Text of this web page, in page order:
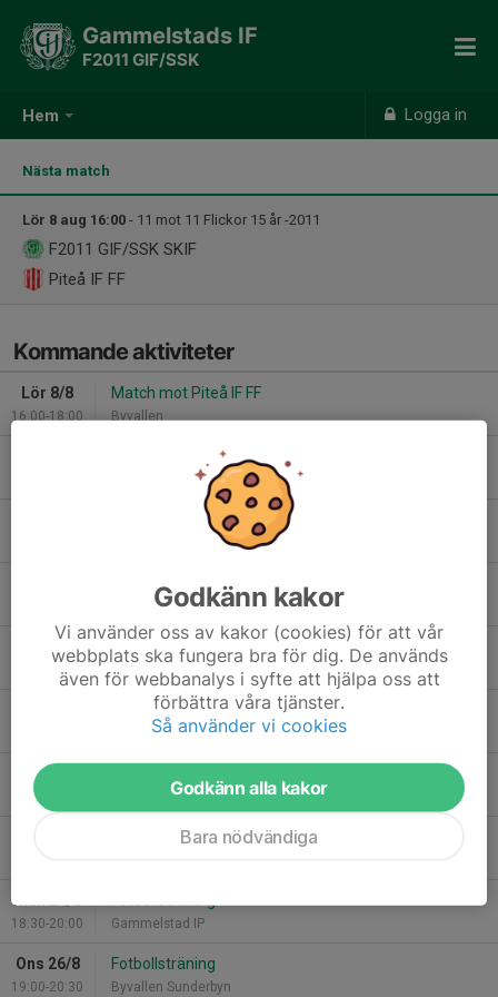
Hem Logga in
Gammelstads IF
F2011 GIF/SSK
Nästa match
Lör 8 aug 16:00 - 11 mot 11 Flickor 15 år -2011
F2011 GIF/SSK SKIF
Piteå IF FF
Kommande aktiviteter
Lör 8/8
16:00-18:00
Match mot Piteå IF FF
Byvallen
Gammelstad IP
Fotbollsträning
Byvallen Sunderbyn
Fotbollsträning
Gammelstad IP
Mån 17/8
18:30-20:00
Fotbollsträning
Gammelstad IP
Match mot Storfors AIK
Hedens IP Storfors
Tor 20/8
17:00-18:30 Gammelstad IP
Match mot Luleå SK
18:30-20:00 Gammelstad IP
Ons 26/8
19:00-20:30
Fotbollsträning
Byvallen Sunderbyn
Godkänn kakor
Vi använder oss av kakor (cookies) för att vår
webbplats ska fungera bra för dig. De används
även för webbanalys i syfte att hjälpa oss att
förbättra våra tjänster.
Så använder vi cookies
Godkänn alla kakor
Bara nödvändiga